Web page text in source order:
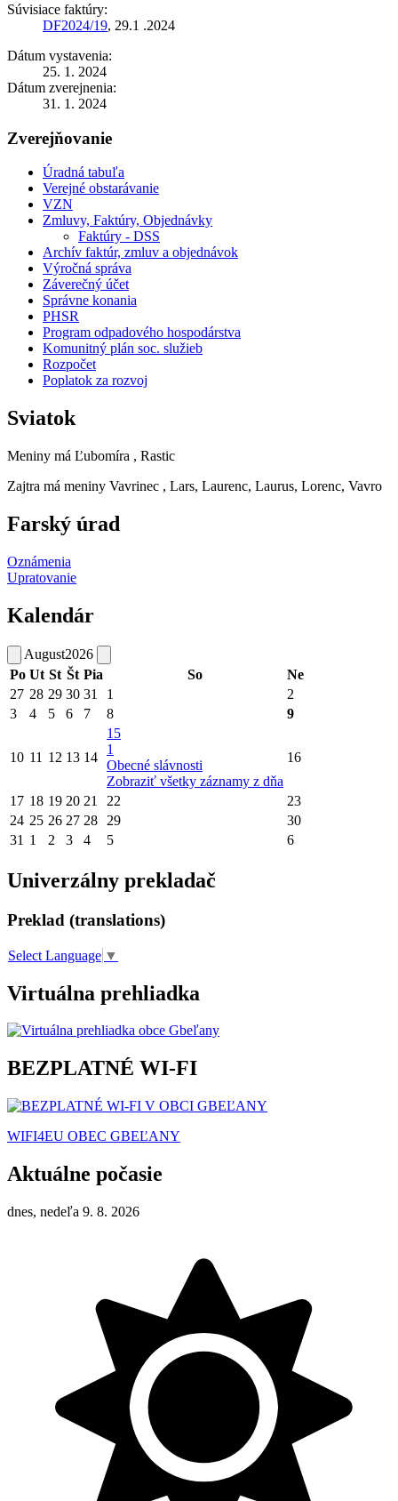
Súvisiace faktúry:
DF2024/19, 29.1 .2024
Dátum vystavenia:
25. 1. 2024
Dátum zverejnenia:
31. 1. 2024
Zverejňovanie
Úradná tabuľa
Verejné obstarávanie
VZN
Zmluvy, Faktúry, Objednávky
Faktúry - DSS
Archív faktúr, zmluv a objednávok
Výročná správa
Záverečný účet
Správne konania
PHSR
Program odpadového hospodárstva
Komunitný plán soc. služieb
Rozpočet
Poplatok za rozvoj
Sviatok
Meniny má Ľubomíra , Rastic
Zajtra má meniny Vavrinec , Lars, Laurenc, Laurus, Lorenc, Vavro
Farský úrad
Oznámenia
Upratovanie
Kalendár
August2026
Po Ut St Št Pia So
Ne
27 28 29 30 31 1
2
3
4 5 6 7 8 9
10 11 12 13 14
15
1
Obecné slávnosti
Zobraziť všetky záznamy z dňa
16
17 18 19 20 21 22
23
24 25 26 27 28 29
30
31 1 2 3 4 5 6
Univerzálny prekladač
Preklad (translations)
Select Language ▼
Virtuálna prehliadka
BEZPLATNÉ WI-FI
WIFI4EU OBEC GBEĽANY
Aktuálne počasie
dnes, nedeľa 9. 8. 2026